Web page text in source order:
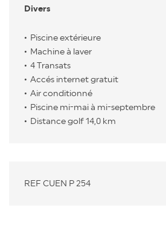
Divers
Piscine extérieure
Machine à laver
4 Transats
Accés internet gratuit
Air conditionné
Piscine mi-mai à mi-septembre
Distance golf 14,0 km
REF CUEN P 254